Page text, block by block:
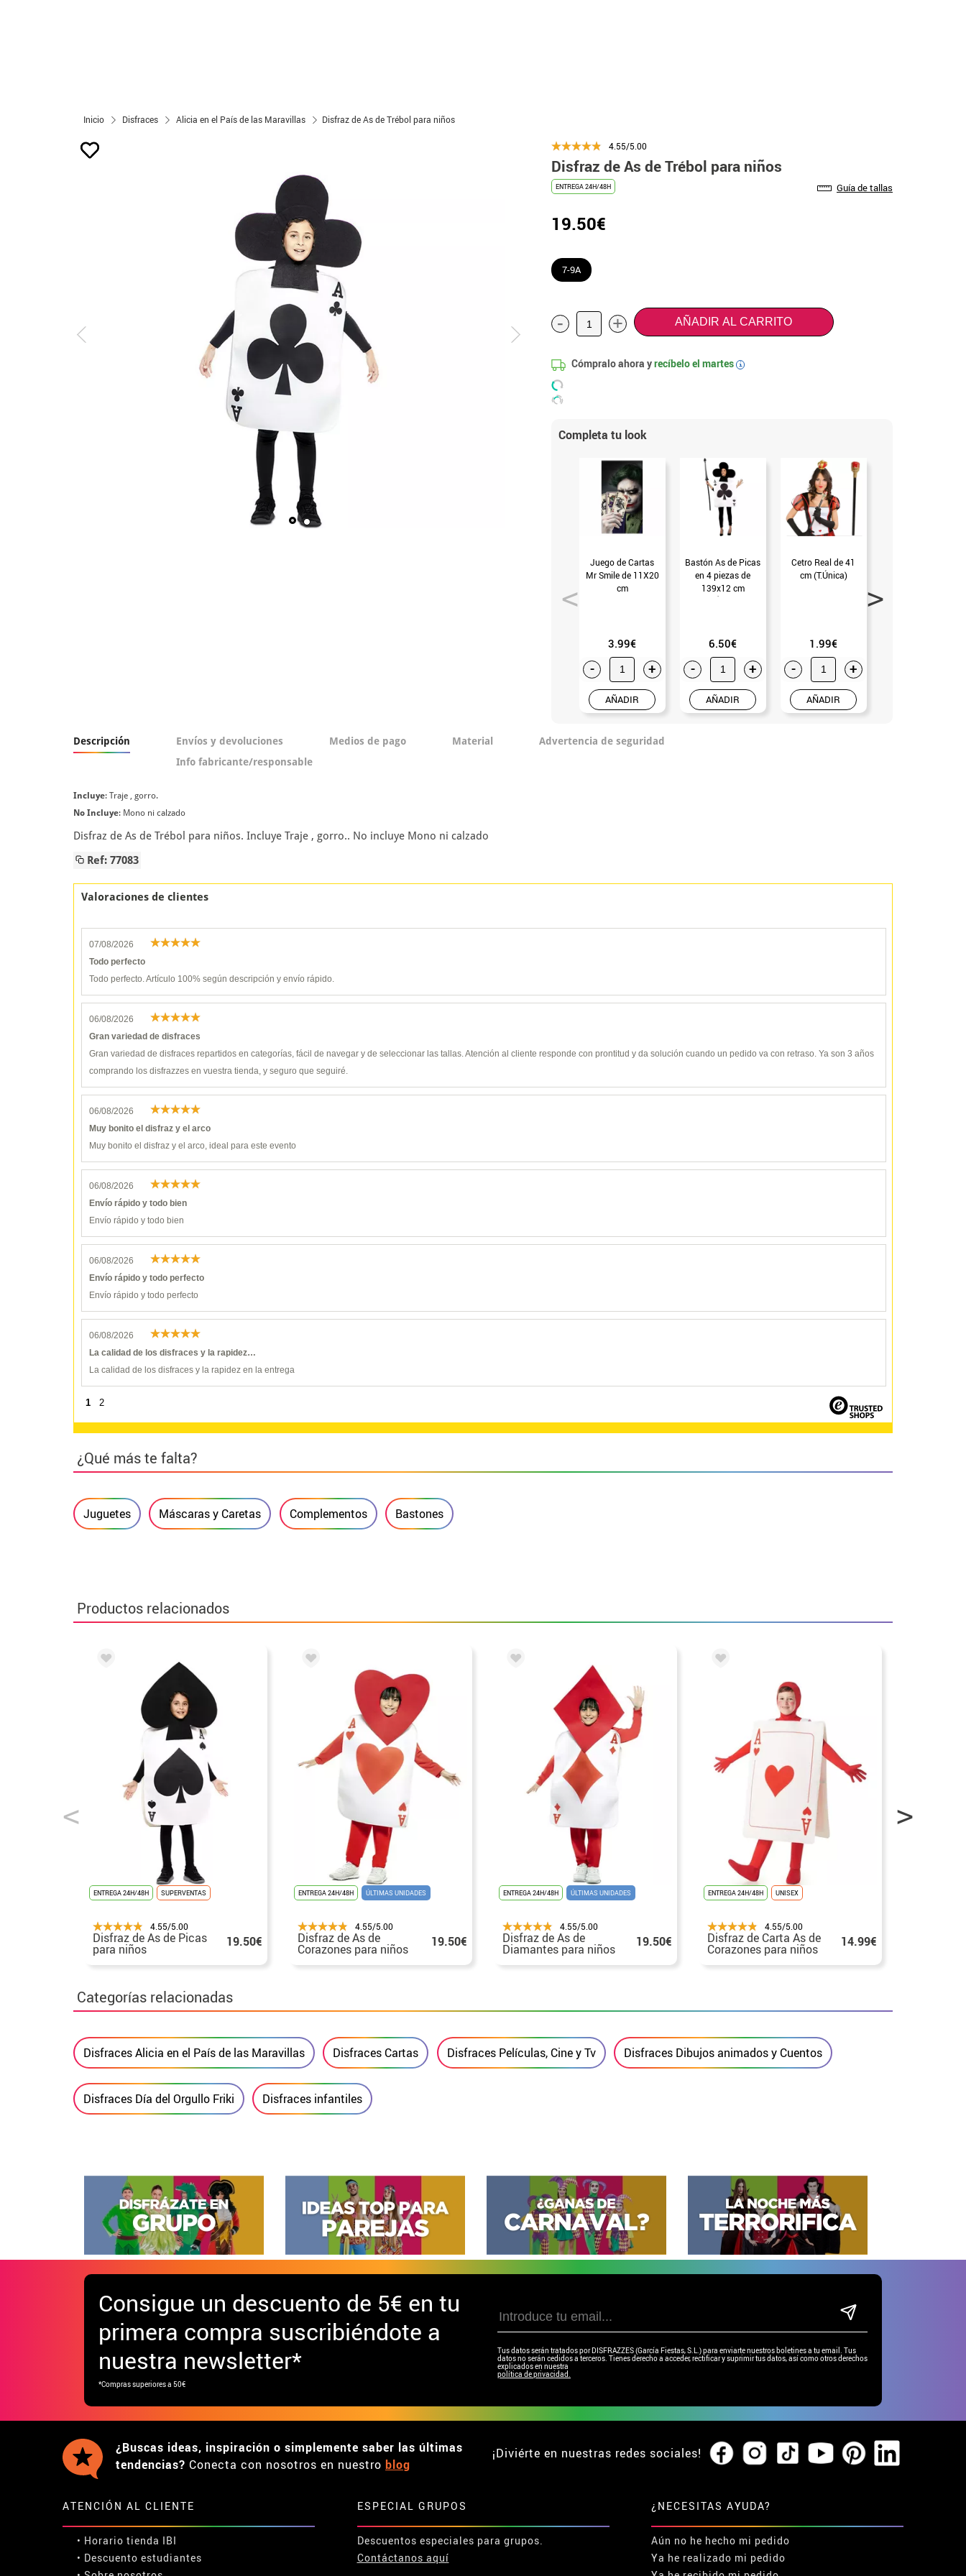
Inicio Disfraces Alicia en el País de las Maravillas Disfraz de As de Trébol para niños
4.55/5.00
Disfraz de As de Trébol para niños
ENTREGA 24H/48H Guía de tallas
19.50€
7-9A
- + AÑADIR AL CARRITO
Cómpralo ahora yrecíbelo el martes i
Completa tu look
Juego de Cartas
Mr Smile de 11X20
cm
3.99€
- +
AÑADIR
Bastón As de Picas
en 4 piezas de
139x12 cm
6.50€
- +
AÑADIR
Cetro Real de 41
cm (T.Única)
1.99€
- +
AÑADIR
Descripción Envíos y devoluciones Medios de pago Material
Advertencia de seguridad
Info fabricante/responsable
Incluye: Traje , gorro.
No Incluye: Mono ni calzado
Disfraz de As de Trébol para niños. Incluye Traje , gorro.. No incluye Mono ni calzado
Ref: 77083
Valoraciones de clientes
07/08/2026
Todo perfecto
Todo perfecto. Artículo 100% según descripción y envío rápido.
06/08/2026
Gran variedad de disfraces
Gran variedad de disfraces repartidos en categorías, fácil de navegar y de seleccionar las tallas. Atención al cliente responde con prontitud y da solución cuando un pedido va con retraso. Ya son 3 años
comprando los disfrazzes en vuestra tienda, y seguro que seguiré.
06/08/2026
Muy bonito el disfraz y el arco
Muy bonito el disfraz y el arco, ideal para este evento
06/08/2026
Envío rápido y todo bien
Envío rápido y todo bien
06/08/2026
Envío rápido y todo perfecto
Envío rápido y todo perfecto
06/08/2026
La calidad de los disfraces y la rapidez…
La calidad de los disfraces y la rapidez en la entrega
1 2
¿Qué más te falta?
Juguetes Máscaras y Caretas Complementos Bastones
Productos relacionados
ENTREGA 24H/48H SUPERVENTAS
4.55/5.00
Disfraz de As de Picas
para niños 19.50€
ENTREGA 24H/48H ÚLTIMAS UNIDADES
4.55/5.00
Disfraz de As de
Corazones para niños 19.50€
ENTREGA 24H/48H ÚLTIMAS UNIDADES
4.55/5.00
Disfraz de As de
Diamantes para niños 19.50€
ENTREGA 24H/48H UNISEX
4.55/5.00
Disfraz de Carta As de
Corazones para niños 14.99€
Categorías relacionadas
Disfraces Alicia en el País de las Maravillas Disfraces Cartas Disfraces Películas, Cine y Tv Disfraces Dibujos animados y Cuentos
Disfraces Día del Orgullo Friki Disfraces infantiles
Consigue un descuento de 5€ en tu
primera compra suscribiéndote a
nuestra newsletter*
*Compras superiores a 50€
Tus datos serán tratados por DISFRAZZES (García Fiestas, S.L.) para enviarte nuestros boletines a tu email. Tus
datos no serán cedidos a terceros. Tienes derecho a acceder, rectificar y suprimir tus datos, así como otros derechos
explicados en nuestra
política de privacidad.
¿Buscas ideas, inspiración o simplemente saber las últimas
tendencias? Conecta con nosotros en nuestro blog
¡Diviérte en nuestras redes sociales!
ATENCIÓN AL CLIENTE
• Horario tienda IBI
• Descuento estudiantes
ESPECIAL GRUPOS
Descuentos especiales para grupos.
Contáctanos aquí
¿NECESITAS AYUDA?
Aún no he hecho mi pedido
Ya he realizado mi pedido